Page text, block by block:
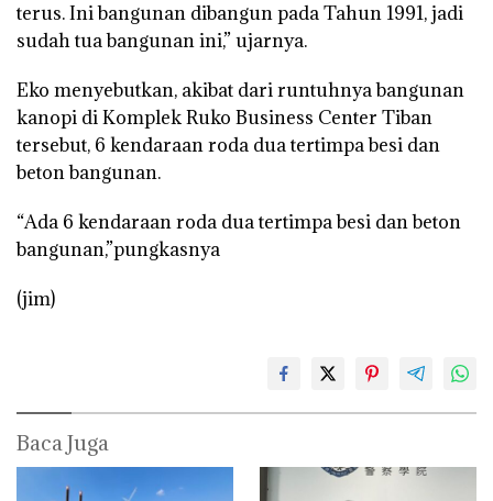
terus. Ini bangunan dibangun pada Tahun 1991, jadi
sudah tua bangunan ini,” ujarnya.
Eko menyebutkan, akibat dari runtuhnya bangunan
kanopi di Komplek Ruko Business Center Tiban
tersebut, 6 kendaraan roda dua tertimpa besi dan
beton bangunan.
“Ada 6 kendaraan roda dua tertimpa besi dan beton
bangunan,”pungkasnya
(jim)
Baca Juga